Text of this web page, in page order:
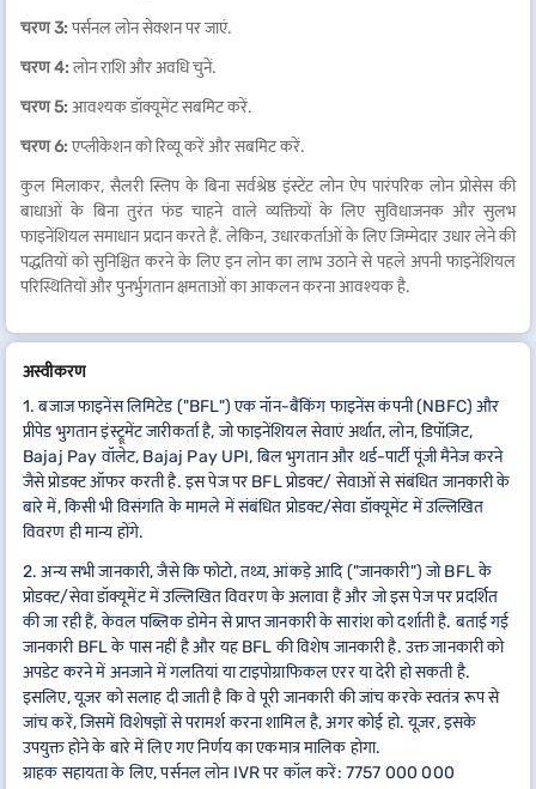
चरण 3: पर्सनल लोन सेक्शन पर जाएं.
चरण 4: लोन राशि और अवधि चुनें.
चरण 5: आवश्यक डॉक्यूमेंट सबमिट करें.
चरण 6: एप्लीकेशन को रिव्यू करें और सबमिट करें.
कुल मिलाकर, सैलरी स्लिप के बिना सर्वश्रेष्ठ इंस्टेंट लोन ऐप पारंपरिक लोन प्रोसेस की
बाधाओं के बिना तुरंत फंड चाहने वाले व्यक्तियों के लिए सुविधाजनक और सुलभ
फाइनेंशियल समाधान प्रदान करते हैं. लेकिन, उधारकर्ताओं के लिए जिम्मेदार उधार लेने की
पद्धतियों को सुनिश्चित करने के लिए इन लोन का लाभ उठाने से पहले अपनी फाइनेंशियल
परिस्थितियों और पुनर्भुगतान क्षमताओं का आकलन करना आवश्यक है.
अस्वीकरण
1. बजाज फाइनेंस लिमिटेड ("BFL") एक नॉन-बैंकिंग फाइनेंस कंपनी (NBFC) और
प्रीपेड भुगतान इंस्ट्रूमेंट जारीकर्ता है, जो फाइनेंशियल सेवाएं अर्थात, लोन, डिपॉज़िट,
Bajaj Pay वॉलेट, Bajaj Pay UPI, बिल भुगतान और थर्ड-पार्टी पूंजी मैनेज करने
जैसे प्रोडक्ट ऑफर करती है. इस पेज पर BFL प्रोडक्ट/ सेवाओं से संबंधित जानकारी के
बारे में, किसी भी विसंगति के मामले में संबंधित प्रोडक्ट/सेवा डॉक्यूमेंट में उल्लिखित
विवरण ही मान्य होंगे.
2. अन्य सभी जानकारी, जैसे कि फोटो, तथ्य, आंकड़े आदि ("जानकारी") जो BFL के
प्रोडक्ट/सेवा डॉक्यूमेंट में उल्लिखित विवरण के अलावा हैं और जो इस पेज पर प्रदर्शित
की जा रही हैं, केवल पब्लिक डोमेन से प्राप्त जानकारी के सारांश को दर्शाती है. बताई गई
जानकारी BFL के पास नहीं है और यह BFL की विशेष जानकारी है. उक्त जानकारी को
अपडेट करने में अनजाने में गलतियां या टाइपोग्राफिकल एरर या देरी हो सकती है.
इसलिए, यूज़र को सलाह दी जाती है कि वे पूरी जानकारी की जांच करके स्वतंत्र रूप से
जांच करें, जिसमें विशेषज्ञों से परामर्श करना शामिल है, अगर कोई हो. यूज़र, इसके
उपयुक्त होने के बारे में लिए गए निर्णय का एकमात्र मालिक होगा.
ग्राहक सहायता के लिए, पर्सनल लोन IVR पर कॉल करें: 7757 000 000